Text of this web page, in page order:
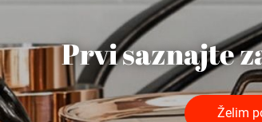
Prvi saznajte
Želim